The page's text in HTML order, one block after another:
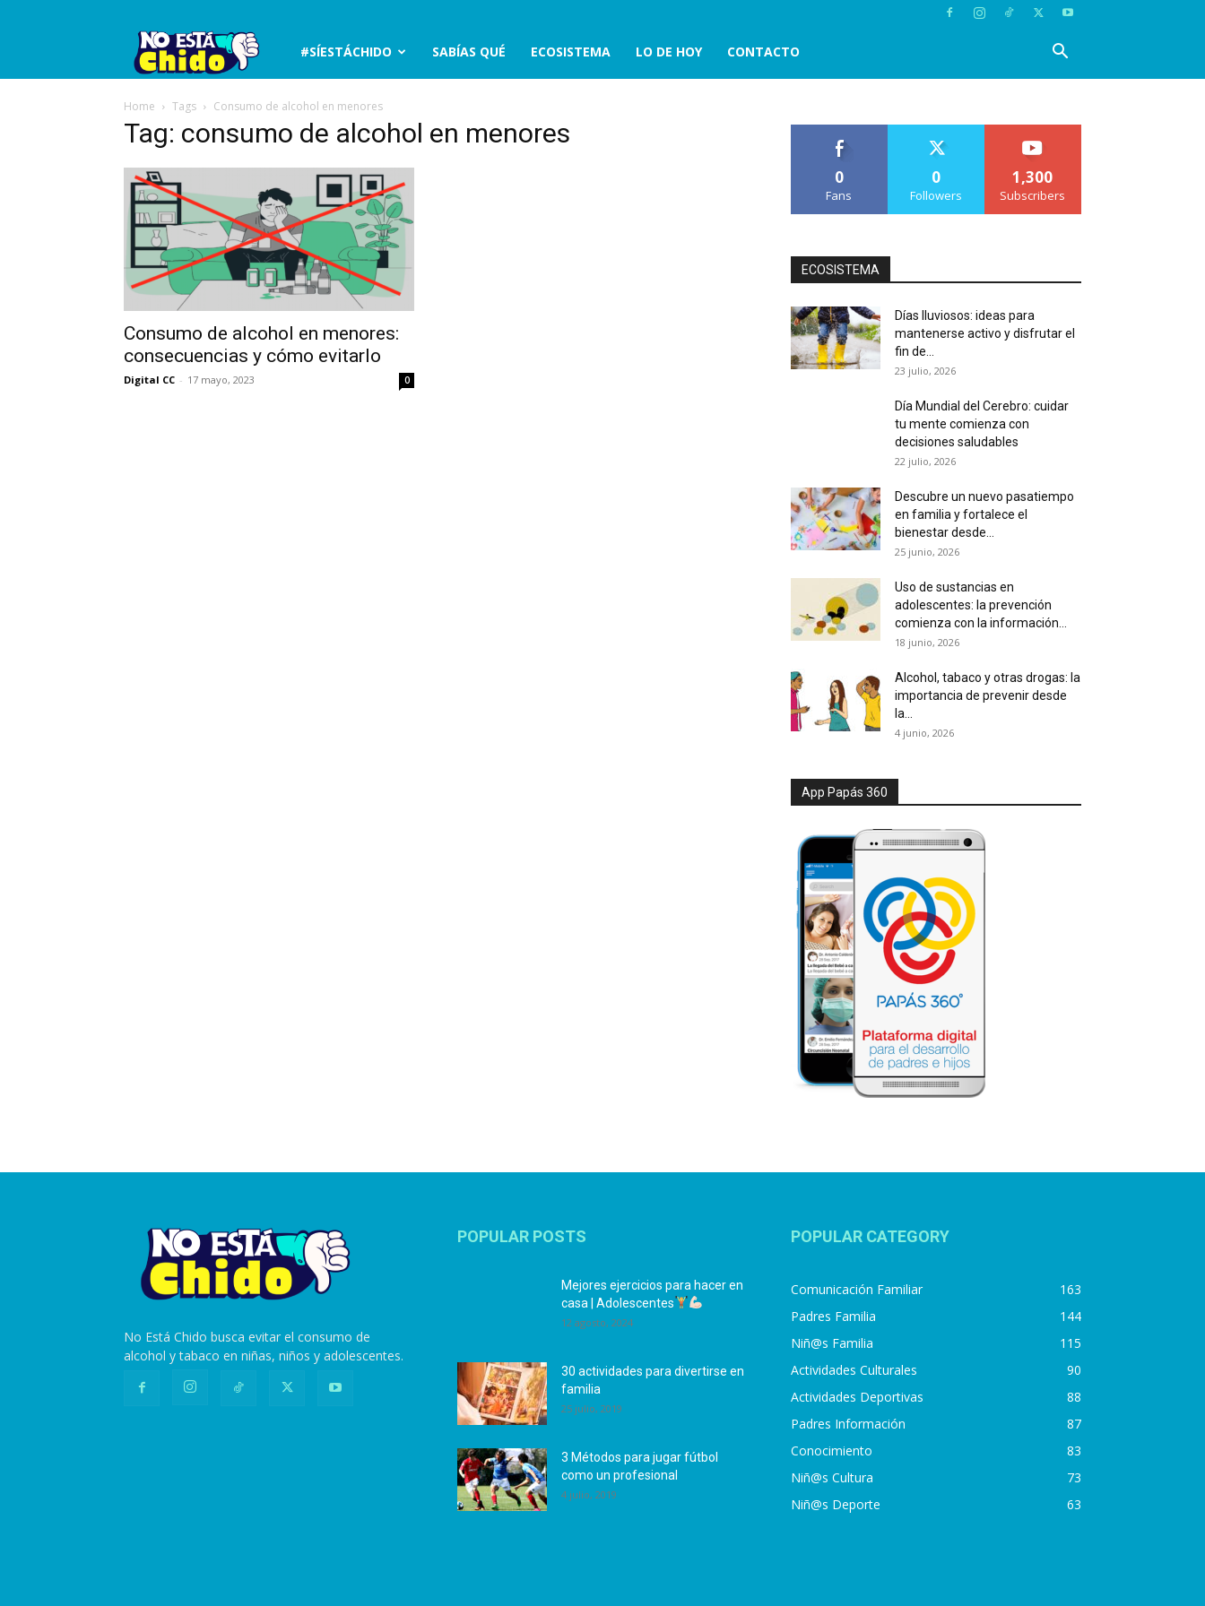
No
está
#SÍESTÁCHIDO SABÍAS QUÉ ECOSISTEMA LO DE HOY CONTACTO
Home Tags Consumo de alcohol en menores
Tag: consumo de alcohol en menores
Consumo de alcohol en menores:
consecuencias y cómo evitarlo
Digital CC - 17 mayo, 2023 0
0
Fans
0
Followers
1,300
Subscribers
ECOSISTEMA
Días lluviosos: ideas para
mantenerse activo y disfrutar el
fin de...
23 julio, 2026
Día Mundial del Cerebro: cuidar
tu mente comienza con
decisiones saludables
22 julio, 2026
Descubre un nuevo pasatiempo
en familia y fortalece el
bienestar desde...
25 junio, 2026
Uso de sustancias en
adolescentes: la prevención
comienza con la información...
18 junio, 2026
Alcohol, tabaco y otras drogas: la
importancia de prevenir desde
la...
4 junio, 2026
App Papás 360
No Está Chido busca evitar el consumo de
alcohol y tabaco en niñas, niños y adolescentes.
POPULAR POSTS
Mejores ejercicios para hacer en
casa | Adolescentes
12 agosto, 2024
30 actividades para divertirse en
familia
25 julio, 2019
3 Métodos para jugar fútbol
como un profesional
4 julio, 2019
POPULAR CATEGORY
Comunicación Familiar
163
Padres Familia
144
Niñ@s Familia
115
Actividades Culturales
90
Actividades Deportivas
88
Padres Información
87
Conocimiento
83
Niñ@s Cultura
73
Niñ@s Deporte
63